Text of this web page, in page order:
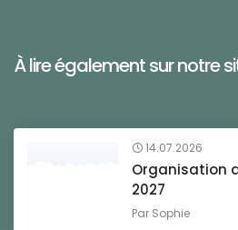
À lire également sur notre
14.07.2026
Organisation
2027
Par Sophie